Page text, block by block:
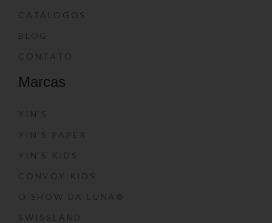
CATÁLOGOS
BLOG
CONTATO
Marcas
YIN’S
YIN’S PAPER
YIN’S KIDS
CONVOY KIDS
O SHOW DA LUNA®
SWISSLAND